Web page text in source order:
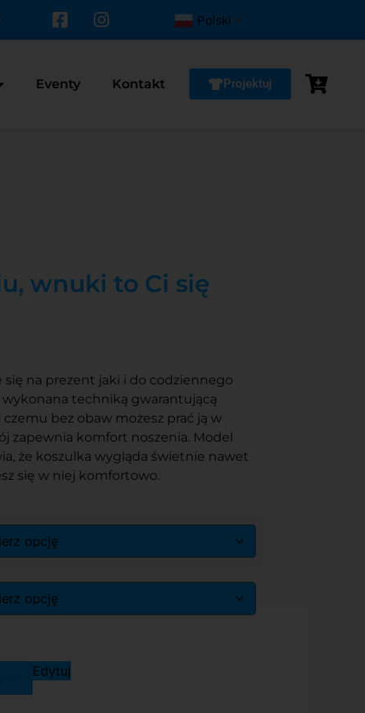
Polski ▼
Eventy Kontakt Projektuj
wnuki to Ci się
się na prezent jaki i do codziennego
techniką gwarantującą
bez obaw możesz prać ją w
zapewnia komfort noszenia. Model
że koszulka wygląda świetnie nawet
się w niej komfortowo.
Edytuj